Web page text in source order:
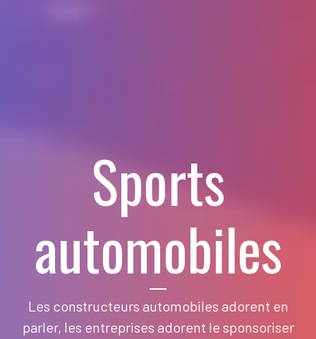
Sports
automobiles
Les constructeurs automobiles adorent en
parler, les entreprises adorent le sponsoriser